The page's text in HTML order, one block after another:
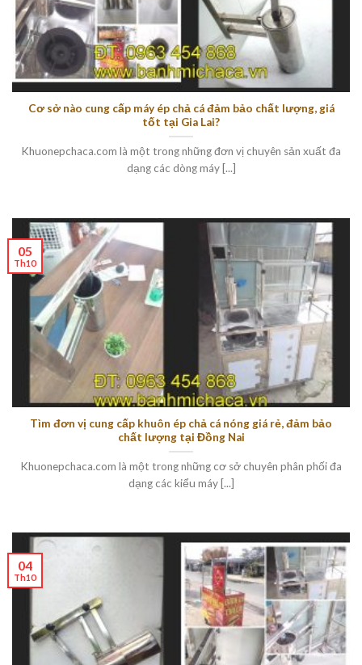
Cơ sở nào cung cấp máy ép chả cá đảm bảo chất lượng, giá
tốt tại Gia Lai?
Khuonepchaca.com là một trong những đơn vị chuyên sản xuất đa
dạng các dòng máy [...]
Tìm đơn vị cung cấp khuôn ép chả cá nóng giá rẻ, đảm bảo
chất lượng tại Đồng Nai
Khuonepchaca.com là một trong những cơ sở chuyên phân phối đa
dạng các kiểu máy [...]
05
Th10
04
Th10